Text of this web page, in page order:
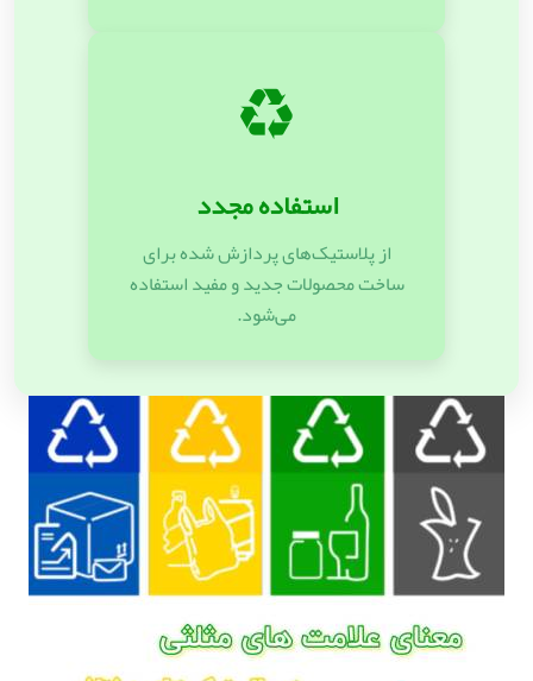
♻️
استفاده مجدد
از پلاستیک‌های پردازش شده برای
ساخت محصولات جدید و مفید استفاده
می‌شود.